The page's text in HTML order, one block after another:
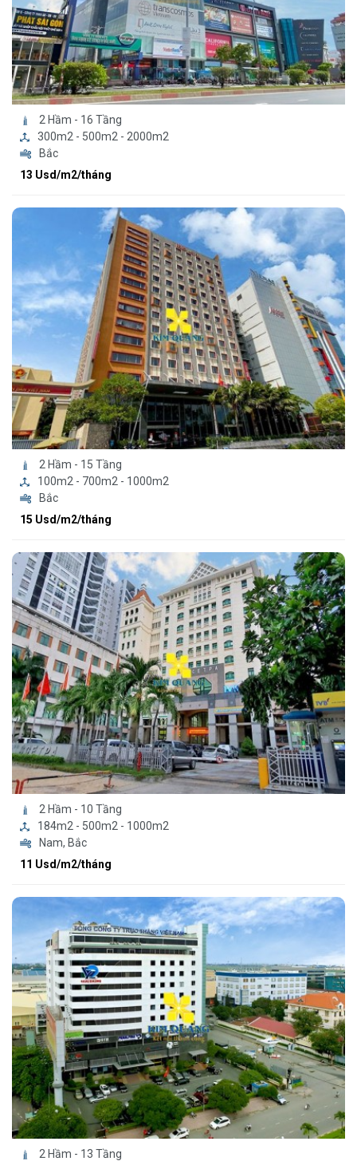
2 Hầm - 16 Tầng
300m2 - 500m2 - 2000m2
Bắc
13 Usd/m2/tháng
2 Hầm - 15 Tầng
100m2 - 700m2 - 1000m2
Bắc
15 Usd/m2/tháng
2 Hầm - 10 Tầng
184m2 - 500m2 - 1000m2
Nam, Bắc
11 Usd/m2/tháng
2 Hầm - 13 Tầng